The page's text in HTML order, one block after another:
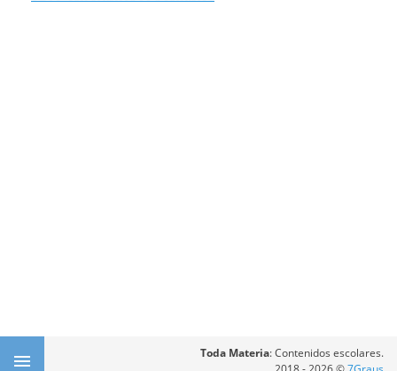
Toda Materia: Contenidos escolares.